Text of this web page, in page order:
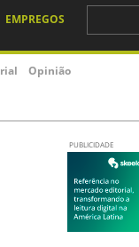
EMPREGOS
Opinião
PUBLICIDADE